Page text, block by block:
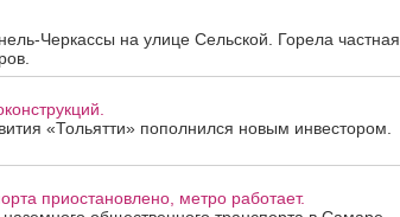
Черкассы на улице Сельской. Горела частная
«Тольятти» пополнился новым инвестором.
приостановлено, метро работает.